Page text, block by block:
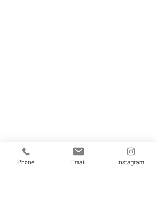
こどもピアノ
Phone Email Instagram